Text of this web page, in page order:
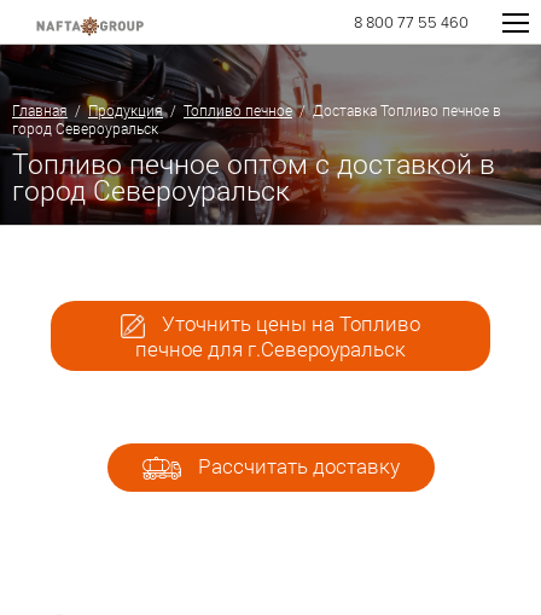
8 800 77 55 460
Главная /Продукция/ Топливо печное/ Доставка Топливо печное в
город Североуральск
Топливо печное оптом с доставкой в
город Североуральск
Уточнить цены на Топливо
печное для г.Североуральск
Рассчитать доставку